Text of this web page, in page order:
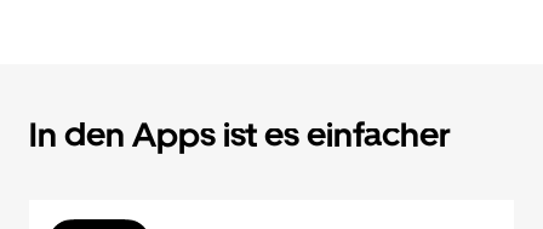
In den Apps ist es einfacher